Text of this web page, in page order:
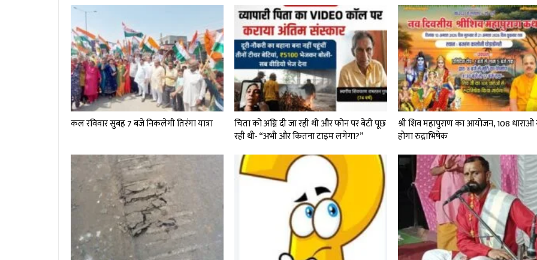
कल रविवार सुबह 7 बजे निकलेगी तिरंगा यात्रा
चिता को अग्नि दी जा रही थी और फोन पर बेटी पूछ
रही थी- “अभी और कितना टाइम लगेगा?”
श्री शिव महापुराण का आयोजन, 108
होगा रुद्राभिषेक